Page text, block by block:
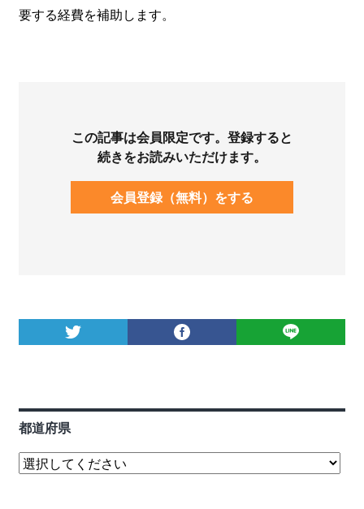
要する経費を補助します。
この記事は会員限定です。登録すると
続きをお読みいただけます。
会員登録（無料）をする
都道府県